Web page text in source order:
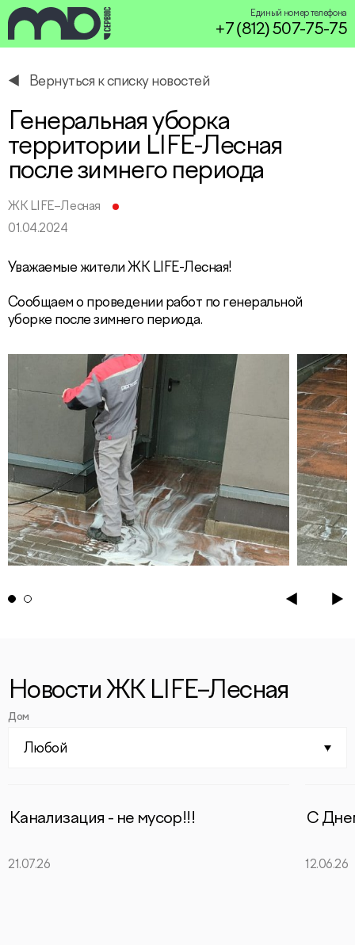
Единый номер телефона
+7 (812) 507-75-75
service@miservice.ru
Вернуться к списку новостей
Генеральная уборка
территории LIFE-Лесная
после зимнего периода
ЖК LIFE–Лесная
01.04.2024
Уважаемые жители ЖК LIFE-Лесная!
Сообщаем о проведении работ по генеральной
уборке после зимнего периода.
Новости ЖК LIFE–Лесная
Дом
Любой
Канализация - не мусор!!!
21.07.26
С
12.06.26